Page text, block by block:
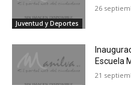
Juventud y Deportes
26
Escuela
21